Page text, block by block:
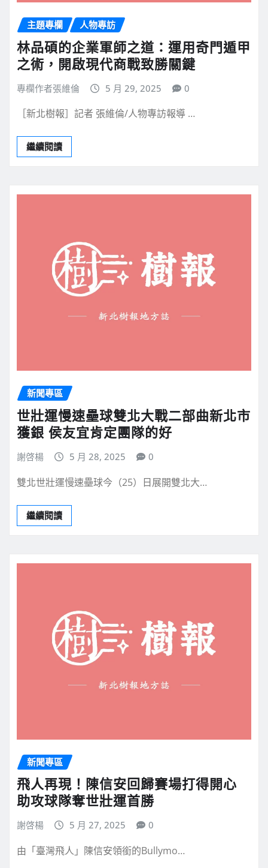
主題專欄 人物專訪
林品碩的企業軍師之道：運用奇門遁甲
之術，開啟現代商戰致勝關鍵
專欄作者張維倫 5 月 29, 2025 0
［新北樹報］記者 張維倫/人物專訪報導 …
繼續閱讀
新聞專區
世壯運慢速壘球雙北大戰二部曲新北市
獲銀 侯友宜肯定團隊的好
謝啓楊 5 月 28, 2025 0
雙北世壯運慢速壘球今（25）日展開雙北大…
繼續閱讀
新聞專區
飛人再現！陳信安回歸賽場打得開心
助攻球隊奪世壯運首勝
謝啓楊 5 月 27, 2025 0
由「臺灣飛人」陳信安領銜的Bullymo…